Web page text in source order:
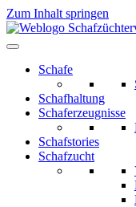
Zum Inhalt springen
Schafe
Schafhaltung
Schaferzeugnisse
Schafstories
Schafzucht